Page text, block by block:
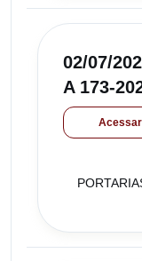
02/07/
A 173-